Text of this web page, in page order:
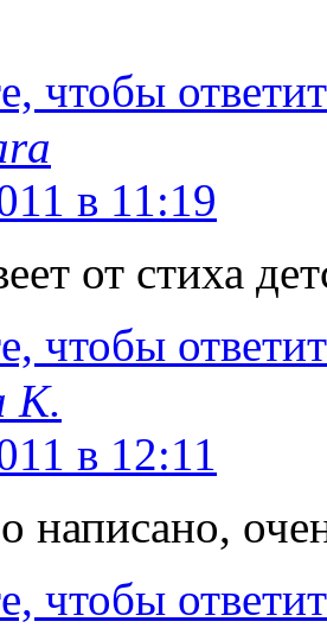
чтобы
в 11:19
от стиха
чтобы
K.
в 12:11
написано,
чтобы